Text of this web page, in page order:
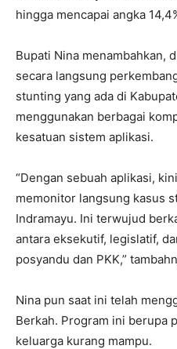
hingga mencapai angka
Bupati Nina menambahkan,
secara langsung
stunting yang ada di
menggunakan berbagai
kesatuan sistem aplikasi.
“Dengan sebuah aplikasi,
memonitor langsung kasus
Indramayu. Ini terwujud
antara eksekutif, legislatif,
posyandu dan PKK,”
Nina pun saat ini telah
Berkah. Program ini berupa
keluarga kurang mampu.